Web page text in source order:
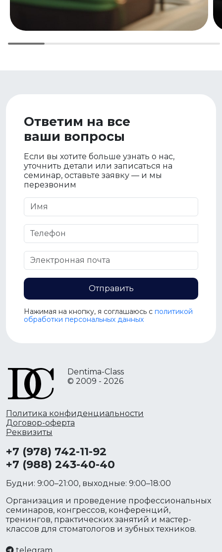
Ответим на все
ваши вопросы
Если вы хотите больше узнать о нас,
уточнить детали или записаться на
семинар, оставьте заявку — и мы
перезвоним
Отправить
Нажимая на кнопку, я соглашаюсь c политикой
обработки персональных данных
Dentima-Class
© 2009 - 2026
Политика конфиденциальности
Договор-оферта
Реквизиты
+7 (978) 742-11-92
+7 (988) 243-40-40
Будни: 9:00–21:00, выходные: 9:00–18:00
Организация и проведение профессиональных
семинаров, конгрессов, конференций,
тренингов, практических занятий и мастер-
классов для стоматологов и зубных техников.